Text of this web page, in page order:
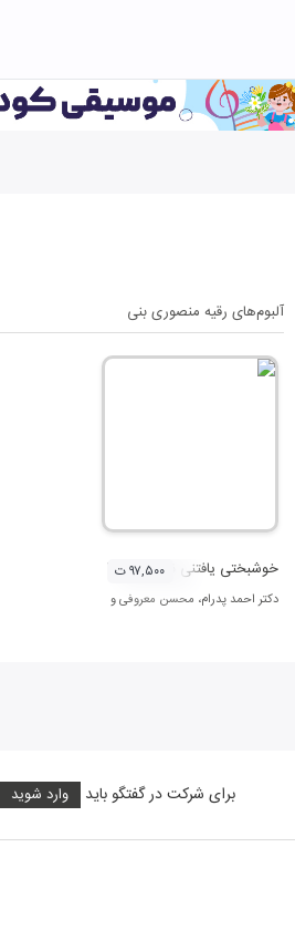
آلبوم‌های رقیه منصوری بنی
خوشبختی یافتنی نیست، دریافتنی است
دکتر احمد پدرام، محسن معروفیو
۹۷,۵۰۰ ت
برای شرکت در گفتگو باید وارد شوید